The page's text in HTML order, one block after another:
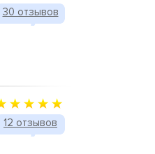
30 отзывов
12 отзывов